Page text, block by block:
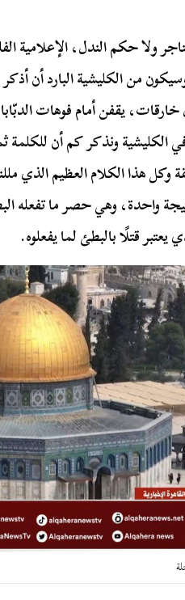
ولا حكم الندل، الإعلامية
من الكليشية البارد أن
خارقات، يقفن أمام فوهات
الكليشية ونذكر كم أن للكلمة
وكل هذا الكلام العظيم الذي
واحدة، وهي حصر ما تفعله
قتلًا بالبطئ لما يفعلوه.